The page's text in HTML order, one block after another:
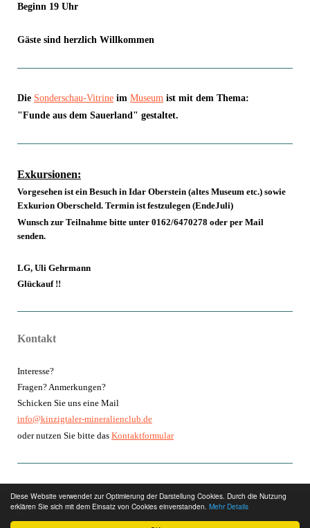
Diese Website verwendet zur Optimierung der Darstellung Cookies. Durch die Nutzung
erklären Sie sich mit dem Einsatz von Cookies einverstanden. Mehr Details
Beginn 19 Uhr
Gäste sind herzlich Willkommen
Die Sonderschau-Vitrine im Museum ist mit dem Thema:
"Funde aus dem Sauerland" gestaltet.
Exkursionen:
Vorgesehen ist ein Besuch in Idar Oberstein (altes Museum etc.) sowie
Exkurion Oberscheld. Termin ist festzulegen (EndeJuli)
Wunsch zur Teilnahme bitte unter 0162/6470278 oder per Mail
senden.
LG, Uli Gehrmann
Glückauf !!
Kontakt
Interesse?
Fragen? Anmerkungen?
Schicken Sie uns eine Mail
info@kinzigtaler-mineralienclub.de
oder nutzen Sie bitte das Kontaktformular